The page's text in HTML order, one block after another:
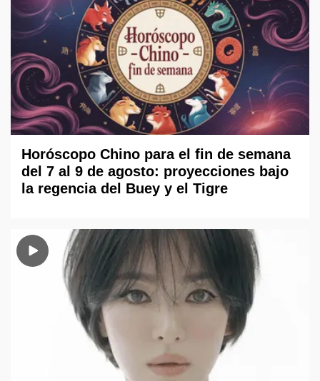
Horóscopo Chino para el fin de semana
del 7 al 9 de agosto: proyecciones bajo
la regencia del Buey y el Tigre